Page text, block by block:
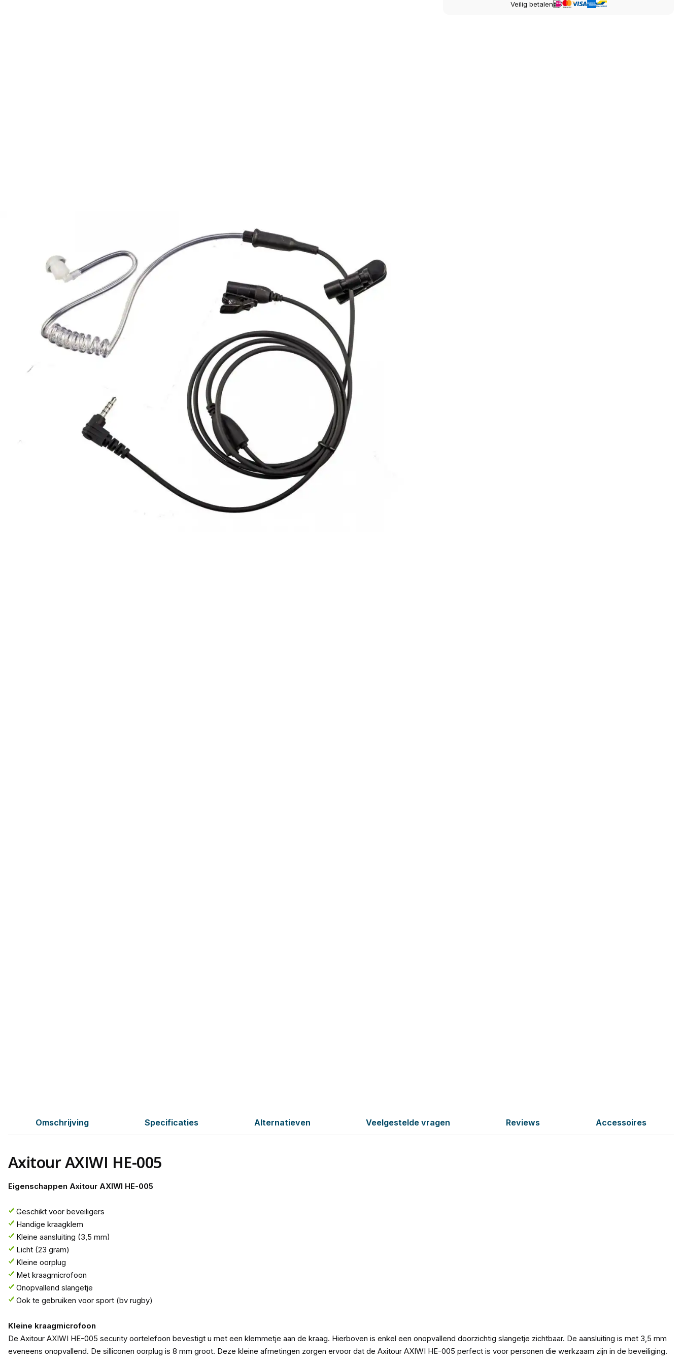
Veilig betalen
Omschrijving Specificaties Alternatieven Veelgestelde vragen Reviews Accessoires
Axitour AXIWI HE-005
Eigenschappen Axitour AXIWI HE-005
Geschikt voor beveiligers
Handige kraagklem
Kleine aansluiting (3,5 mm)
Licht (23 gram)
Kleine oorplug
Met kraagmicrofoon
Onopvallend slangetje
Ook te gebruiken voor sport (bv rugby)
Kleine kraagmicrofoon
De Axitour AXIWI HE-005 security oortelefoon bevestigt u met een klemmetje aan de kraag. Hierboven is enkel een onopvallend doorzichtig slangetje zichtbaar. De aansluiting is met 3,5 mm
eveneens onopvallend. De silliconen oorplug is 8 mm groot. Deze kleine afmetingen zorgen ervoor dat de Axitour AXIWI HE-005 perfect is voor personen die werkzaam zijn in de beveiliging.